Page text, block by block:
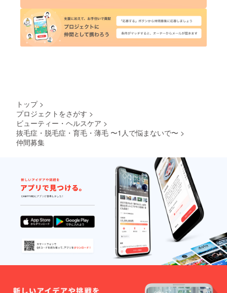
トップ >
プロジェクトをさがす >
ビューティー・ヘルスケア >
抜毛症・脱毛症・育毛・薄毛 〜1人で悩まないで〜 >
仲間募集